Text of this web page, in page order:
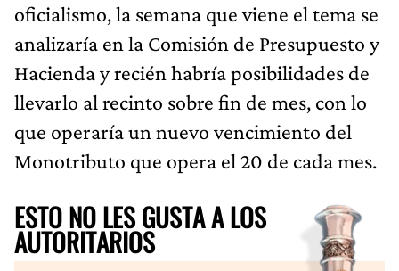
oficialismo, la semana que viene el tema se
analizaría en la Comisión de Presupuesto y
Hacienda y recién habría posibilidades de
llevarlo al recinto sobre fin de mes, con lo
que operaría un nuevo vencimiento del
Monotributo que opera el 20 de cada mes.
ESTO NO LES GUSTA A LOS
AUTORITARIOS